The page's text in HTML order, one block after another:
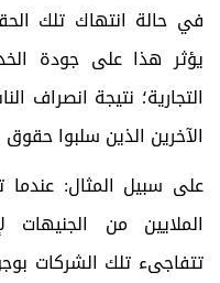
في حالة انتهاك تلك
يؤثر هذا على جودة
التجارية؛ نتيجة انصراف
الآخرين الذين سلبوا
على سبيل المثال:
الملايين من الجنيهات
تتفاجىء تلك الشركات